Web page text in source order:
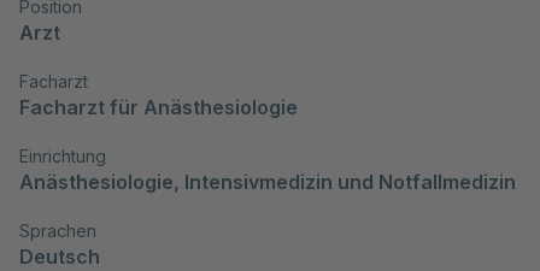
Position
Arzt
Facharzt
Facharzt für Anästhesiologie
Einrichtung
Anästhesiologie, Intensivmedizin und Notfallmedizin
Sprachen
Deutsch